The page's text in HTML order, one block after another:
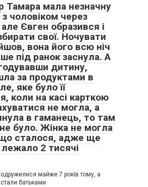
Тамара мала незначну
чоловіком через
Євген образився і
свої. Ночувати
вона його всю ніч
під ранок заснула. А
дитину,
за продуктами в
яке було її
коли на касі карткою
не могла, а
в гаманець, то там
не було. Жінка не могла
сталося, адже ще
2 тисячі
майже 7 років тому, а
батьками